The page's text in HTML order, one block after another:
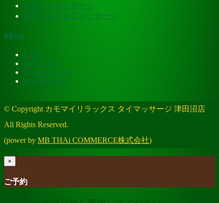
千葉タイマッサージ
津田沼タイ古式マッサージ
Meta
Log in
Entries feed
Comments feed
WordPress.org
© Copyright カモマイリラックス タイマッサージ 津田沼店
All Rights Reserved.
(power by MB THAi COMMERCE株式会社)
×
ご予約